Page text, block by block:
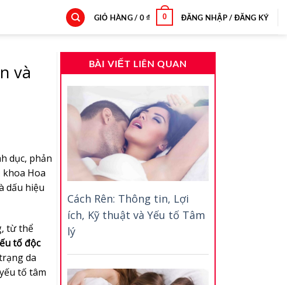
GIỎ HÀNG / 0₫ 0 ĐĂNG NHẬP / ĐĂNG KÝ
và
dục, phản
Hoa
dấu hiệu
từ thể
tố độc
da
tố tâm
BÀI VIẾT LIÊN QUAN
Cách Rên: Thông tin, Lợi
ích, Kỹ thuật và Yếu tố Tâm
lý